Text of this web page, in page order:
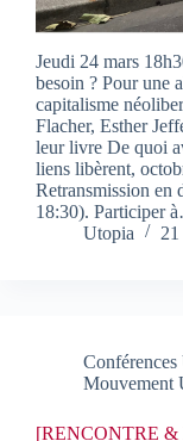
Jeudi 24 mars
besoin ? Pour une
capitalisme
Flacher, Esther
leur livre De quoi
liens libèrent,
Retransmission en
18:30). Participer
Utopia
Conférences
Mouvement
[RENCONTRE &